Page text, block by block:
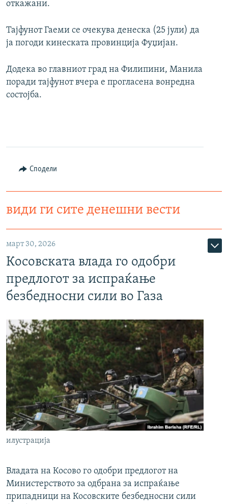
откажани.
Тајфунот Гаеми се очекува денеска (25 јули) да
ја погоди кинеската провинција Фуџијан.
Додека во главниот град на Филипини, Манила
поради тајфунот вчера е прогласена вонредна
состојба.
Сподели
види ги сите денешни вести
март 30, 2026
Косовската влада го одобри
предлогот за испраќање
безбедносни сили во Газа
илустрација
Владата на Косово го одобри предлогот на
Министерството за одбрана за испраќање
припадници на Косовските безбедносни сили